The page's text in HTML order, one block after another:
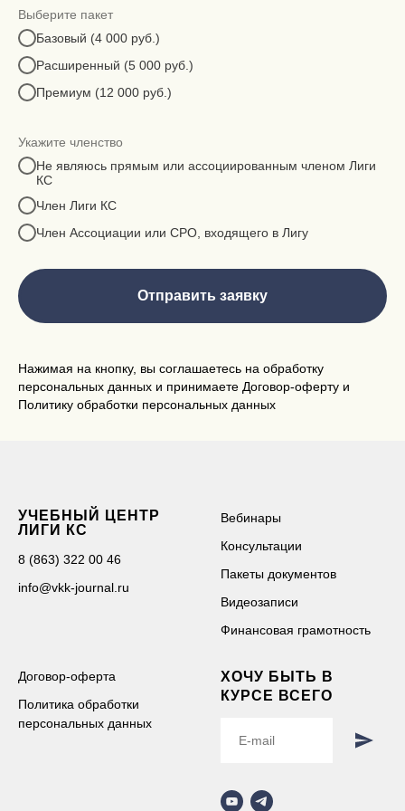
Выберите пакет
Базовый (4 000 руб.)
Расширенный (5 000 руб.)
Премиум (12 000 руб.)
Укажите членство
Не являюсь прямым или ассоциированным членом Лиги
КС
Член Лиги КС
Член Ассоциации или СРО, входящего в Лигу
Отправить заявку
Нажимая на кнопку, вы соглашаетесь на обработку
персональных данных и принимаете Договор-оферту и
Политику обработки персональных данных
УЧЕБНЫЙ ЦЕНТР
ЛИГИ КС
8 (863) 322 00 46
info@vkk-journal.ru
Вебинары
Консультации
Пакеты документов
Видеозаписи
Финансовая грамотность
Договор-оферта
Политика обработки
персональных данных
ХОЧУ БЫТЬ В
КУРСЕ ВСЕГО